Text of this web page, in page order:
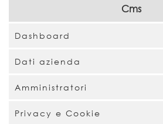
Cms
Dashboard
Dati azienda
Amministratori
Privacy e Cookie